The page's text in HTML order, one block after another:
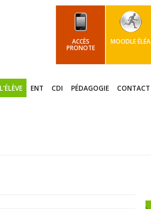
ACCÈS
PRONOTE
MOODLE ÉLÉA
ENT CDI PÉDAGOGIE CONTACT